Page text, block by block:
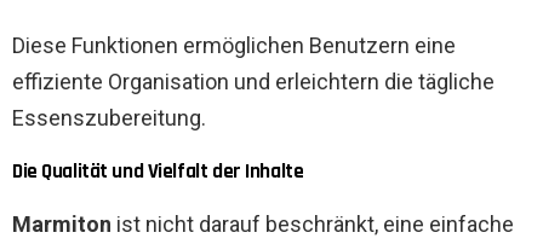
Diese Funktionen ermöglichen Benutzern eine
effiziente Organisation und erleichtern die tägliche
Essenszubereitung.
Die Qualität und Vielfalt der Inhalte
Marmiton ist nicht darauf beschränkt, eine einfache